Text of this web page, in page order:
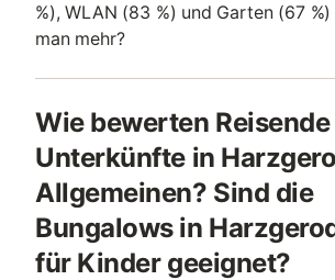
%), WLAN (83 %) und Garten (67
man mehr?
Wie bewerten
Unterkünfte in
Allgemeinen? Sind die
Bungalows in
für Kinder geeignet?